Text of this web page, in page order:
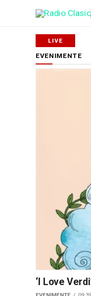
EVENIMENTE
‘I Love